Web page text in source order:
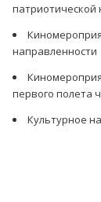
патриотической
направленности
первого полета
Культурное